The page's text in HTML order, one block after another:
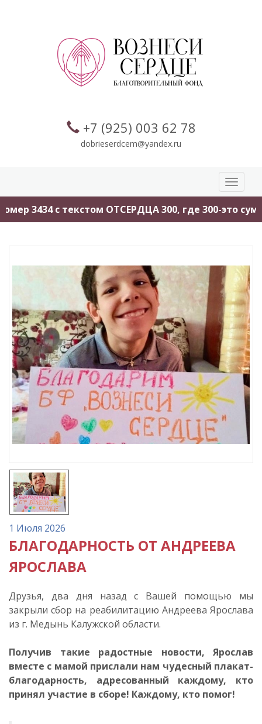
+7 (925) 003 62 78
dobrieserdcem@yandex.ru
Toggle
3434 с текстом ОТСЕРДЦА 300, где 300-это
1 Июля 2026
БЛАГОДАРНОСТЬ ОТ АНДРЕЕВА
ЯРОСЛАВА
Друзья, два дня назад с Вашей помощью мы
закрыли сбор на реабилитацию Андреева Ярослава
из г. Медынь Калужской области.
Получив такие радостные новости, Ярослав
вместе с мамой прислали нам чудесный плакат-
благодарность, адресованный каждому, кто
принял участие в сборе! Каждому, кто помог!